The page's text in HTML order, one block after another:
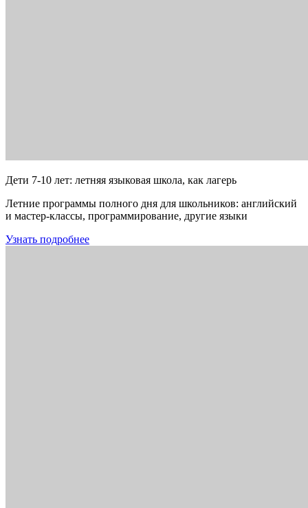
Дети 7-10 лет: летняя языковая школа, как лагерь
Летние программы полного дня для школьников: английский
и мастер-классы, программирование, другие языки
Узнать подробнее